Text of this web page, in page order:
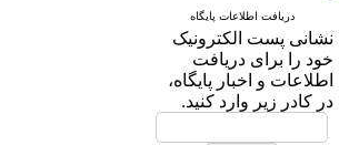
دریافت اطلاعات پایگاه
نشانی پست الکترونیک
خود را برای دریافت
اطلاعات و اخبار پایگاه،
در کادر زیر وارد کنید.